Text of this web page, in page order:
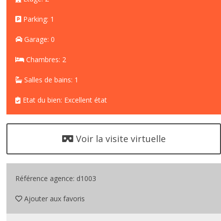
Parking: 1
Garage: 0
Chambres: 2
Salles de bains: 1
Etat du bien: Excellent état
Voir la visite virtuelle
Référence agence: d1003
Ajouter aux favoris